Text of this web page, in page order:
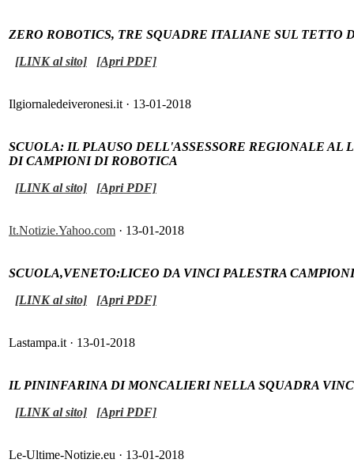
ZERO ROBOTICS, TRE SQUADRE ITALIANE SUL TETTO
[LINK al sito]
[Apri PDF]
Ilgiornaledeiveronesi.it · 13-01-2018
SCUOLA: IL PLAUSO DELL'ASSESSORE REGIONALE AL
DI CAMPIONI DI ROBOTICA
[LINK al sito]
[Apri PDF]
It.Notizie.Yahoo.com · 13-01-2018
SCUOLA,VENETO:LICEO DA VINCI PALESTRA
[LINK al sito]
[Apri PDF]
Lastampa.it · 13-01-2018
IL PININFARINA DI MONCALIERI NELLA SQUADRA
[LINK al sito]
[Apri PDF]
Le-Ultime-Notizie.eu · 13-01-2018